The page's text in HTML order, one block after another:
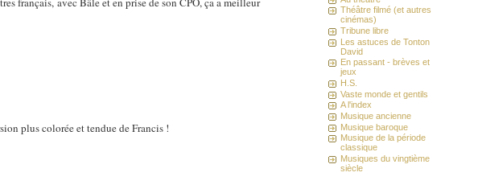
plus colorée et tendue de Francis !
Théâtre filmé (et autres
cinémas)
Tribune libre
Les astuces de Tonton
David
En passant - brèves et
jeux
H.S.
Vaste monde et gentils
A l'index
Musique ancienne
Musique baroque
Musique de la période
classique
Musiques du vingtième
siècle